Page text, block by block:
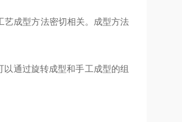
成型方法密切相关。成型方法
通过旋转成型和手工成型的组